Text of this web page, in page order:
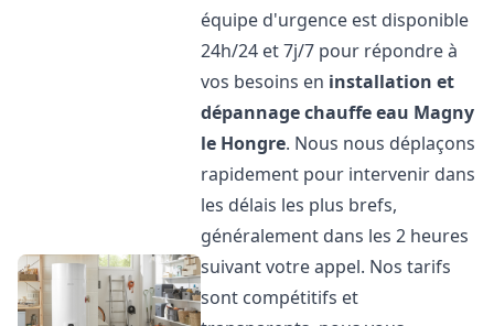
équipe d'urgence est disponible
24h/24 et 7j/7 pour répondre à
vos besoins en installation et
dépannage chauffe eau Magny
le Hongre. Nous nous déplaçons
rapidement pour intervenir dans
les délais les plus brefs,
généralement dans les 2 heures
suivant votre appel. Nos tarifs
sont compétitifs et